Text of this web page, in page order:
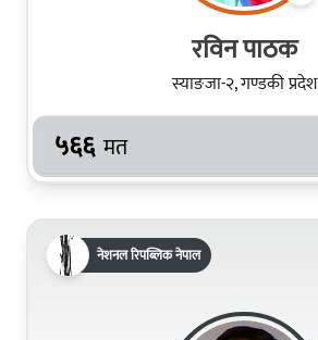
रविन पाठक
स्याङजा-२, गण्डकी प्रदेश
५६६ मत
नेशनल रिपब्लिक नेपाल